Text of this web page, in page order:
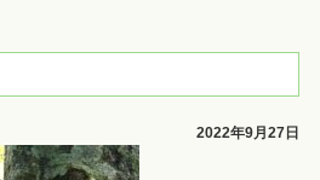
2022年9月27日